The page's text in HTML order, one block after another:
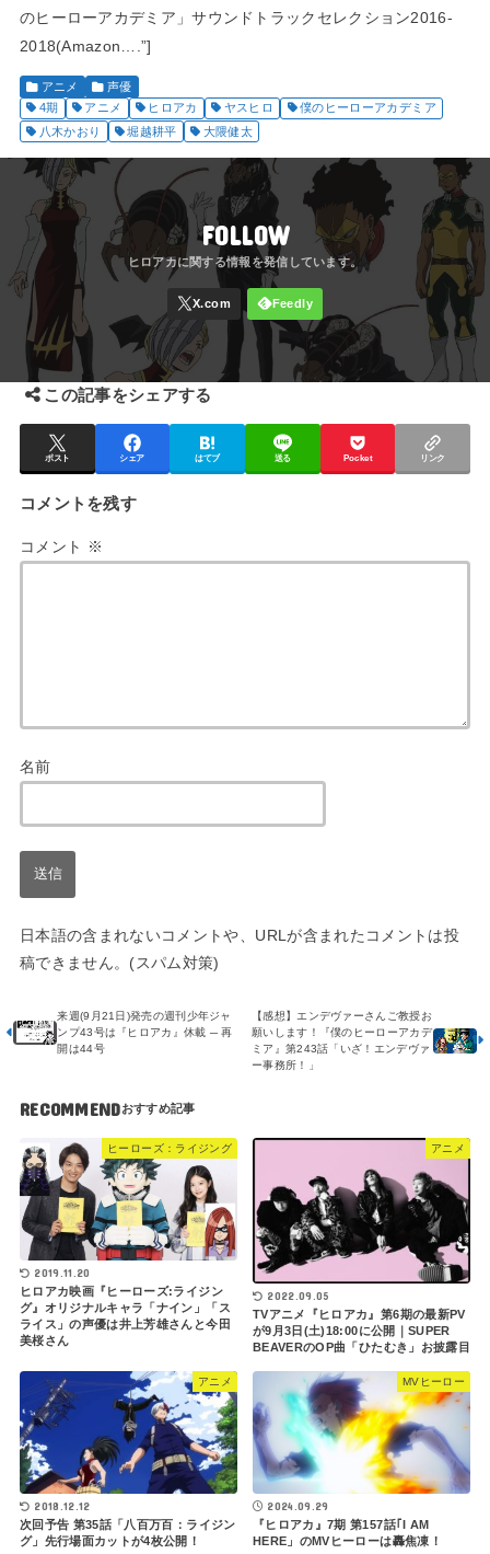
のヒーローアカデミア」サウンドトラックセレクション2016-
2018(Amazon….”]
アニメ
声優
4期
アニメ ヒロアカ ヤスヒロ
僕のヒーローアカデミア
八木かおり
堀越耕平 大隈健太
FOLLOW
この記事をシェアする
ポスト シェア はてブ 送る Pocket リンク
コメントを残す
コメント ※
名前
日本語の含まれないコメントや、URLが含まれたコメントは投
稿できません。(スパム対策)
【感想】エンデヴァーさんご教授お
願いします！『僕のヒーローアカデ
ミア』第243話「いざ！エンデヴァ
ー事務所！」
来週(9月21日)発売の週刊少年ジャ
ンプ43号は『ヒロアカ』休載 ─ 再
開は44号
RECOMMEND
ヒーローズ：ライジング
2019.11.20
ヒロアカ映画『ヒーローズ:ライジン
グ』オリジナルキャラ「ナイン」「ス
ライス」の声優は井上芳雄さんと今田
美桜さん
アニメ
2022.09.05
TVアニメ『ヒロアカ』第6期の最新PV
が9月3日(土)18:00に公開｜SUPER
BEAVERのOP曲「ひたむき」お披露目
アニメ
2018.12.12
次回予告 第35話「八百万百：ライジン
グ」先行場面カットが4枚公開！
MVヒーロー
2024.09.29
『ヒロアカ』7期 第157話｢I AM
HERE」のMVヒーローは轟焦凍！